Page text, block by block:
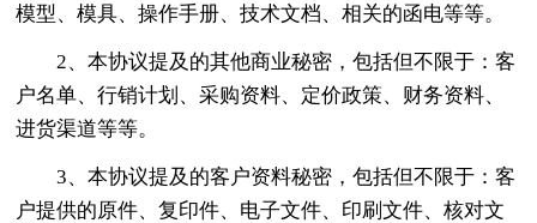
模型、模具、操作手册、技术文档、相关的函电等等。
2、本协议提及的其他商业秘密，包括但不限于：客
户名单、行销计划、采购资料、定价政策、财务资料、
进货渠道等等。
3、本协议提及的客户资料秘密，包括但不限于：客
户提供的原件、复印件、电子文件、印刷文件、核对文